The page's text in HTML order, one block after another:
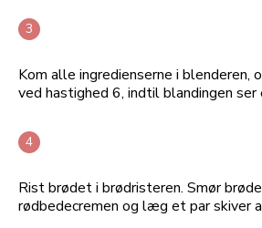
Kom alle ingredienserne i blenderen,
ved hastighed 6, indtil blandingen ser
Rist brødet i brødristeren. Smør
rødbedecremen og læg et par skiver